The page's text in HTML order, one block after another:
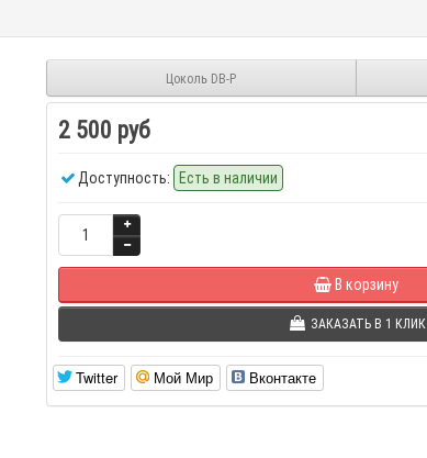
Цоколь DB-P
2 500 руб
Доступность: Есть в наличии
В корзину
ЗАКАЗАТЬ В 1 КЛИК
Twitter Мой Мир Вконтакте